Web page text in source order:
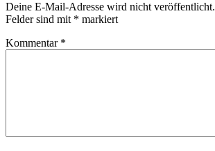
Deine E-Mail-Adresse wird nicht veröffentlicht.
Felder sind mit * markiert
Kommentar *